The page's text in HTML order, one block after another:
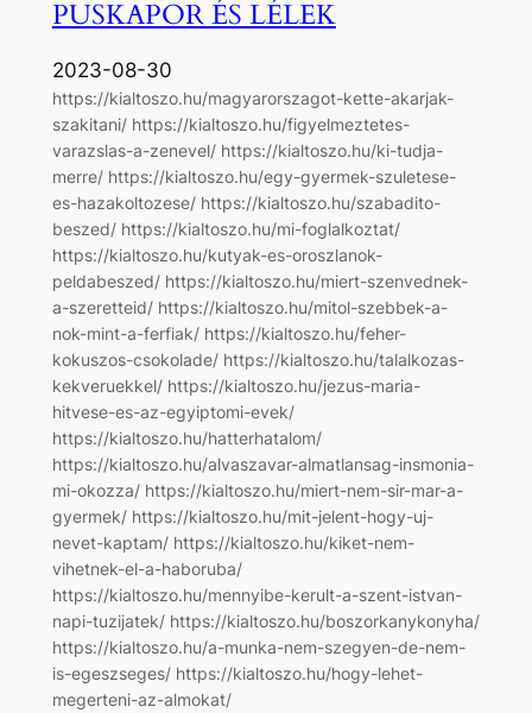
PUSKAPOR ÉS LÉLEK
2023-08-30
https://kialtoszo.hu/magyarorszagot-kette-akarjak-
szakitani/ https://kialtoszo.hu/figyelmeztetes-
varazslas-a-zenevel/ https://kialtoszo.hu/ki-tudja-
merre/ https://kialtoszo.hu/egy-gyermek-szuletese-
es-hazakoltozese/ https://kialtoszo.hu/szabadito-
beszed/ https://kialtoszo.hu/mi-foglalkoztat/
https://kialtoszo.hu/kutyak-es-oroszlanok-
peldabeszed/ https://kialtoszo.hu/miert-szenvednek-
a-szeretteid/ https://kialtoszo.hu/mitol-szebbek-a-
nok-mint-a-ferfiak/ https://kialtoszo.hu/feher-
kokuszos-csokolade/ https://kialtoszo.hu/talalkozas-
kekveruekkel/ https://kialtoszo.hu/jezus-maria-
hitvese-es-az-egyiptomi-evek/
https://kialtoszo.hu/hatterhatalom/
https://kialtoszo.hu/alvaszavar-almatlansag-insmonia-
mi-okozza/ https://kialtoszo.hu/miert-nem-sir-mar-a-
gyermek/ https://kialtoszo.hu/mit-jelent-hogy-uj-
nevet-kaptam/ https://kialtoszo.hu/kiket-nem-
vihetnek-el-a-haboruba/
https://kialtoszo.hu/mennyibe-kerult-a-szent-istvan-
napi-tuzijatek/ https://kialtoszo.hu/boszorkanykonyha/
https://kialtoszo.hu/a-munka-nem-szegyen-de-nem-
is-egeszseges/ https://kialtoszo.hu/hogy-lehet-
megerteni-az-almokat/